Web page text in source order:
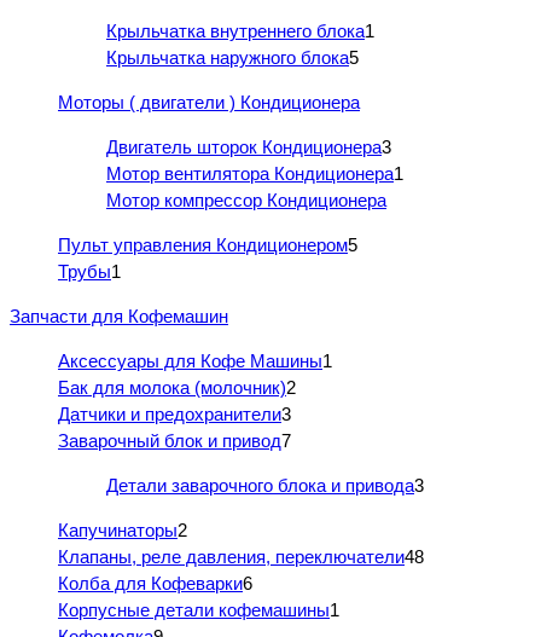
Крыльчатка внутреннего блока1
Крыльчатка наружного блока5
Моторы ( двигатели ) Кондиционера
Двигатель шторок Кондиционера3
Мотор вентилятора Кондиционера1
Мотор компрессор Кондиционера
Пульт управления Кондиционером5
Трубы1
Запчасти для Кофемашин
Аксессуары для Кофе Машины1
Бак для молока (молочник)2
Датчики и предохранители3
Заварочный блок и привод7
Детали заварочного блока и привода3
Капучинаторы2
Клапаны, реле давления, переключатели48
Колба для Кофеварки6
Корпусные детали кофемашины1